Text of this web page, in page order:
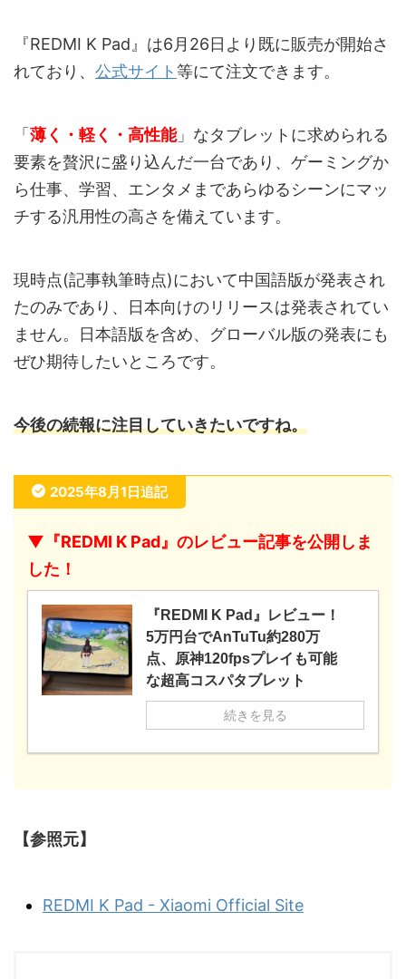
『REDMI K Pad』は6月26日より既に販売が開始さ
れており、 公式サイト等にて注文できます。
「 薄く・軽く・高性能」なタブレットに求められる
要素を贅沢に盛り込んだ一台であり、ゲーミングか
ら仕事、学習、エンタメまであらゆるシーンにマッ
チする汎用性の高さを備えています。
現時点(記事執筆時点)において中国語版が発表され
たのみであり、日本向けのリリースは発表されてい
ません。日本語版を含め、グローバル版の発表にも
ぜひ期待したいところです。
今後の続報に注目していきたいですね。
2025年8月1日追記
▼『REDMI K Pad』のレビュー記事を公開しま
した！
『REDMI K Pad』レビュー！
5万円台でAnTuTu約280万
点、原神120fpsプレイも可能
な超高コスパタブレット
続きを見る
【参照元】
REDMI K Pad - Xiaomi Official Site